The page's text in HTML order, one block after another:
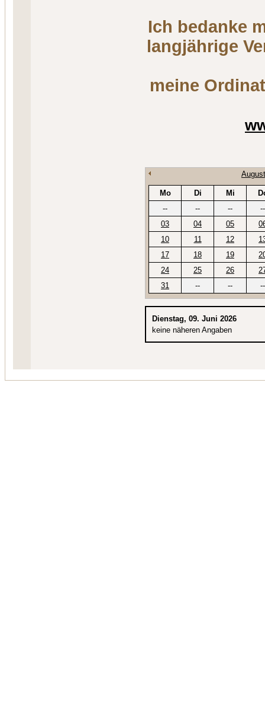
Ich bedanke
langjährige
meine
Mo Di Mi
--
-- --
--
03
04 05
10
11 12
17
18 19
24
25 26
31
-- -- --
Dienstag, 09. Juni 2026
keine näheren Angaben